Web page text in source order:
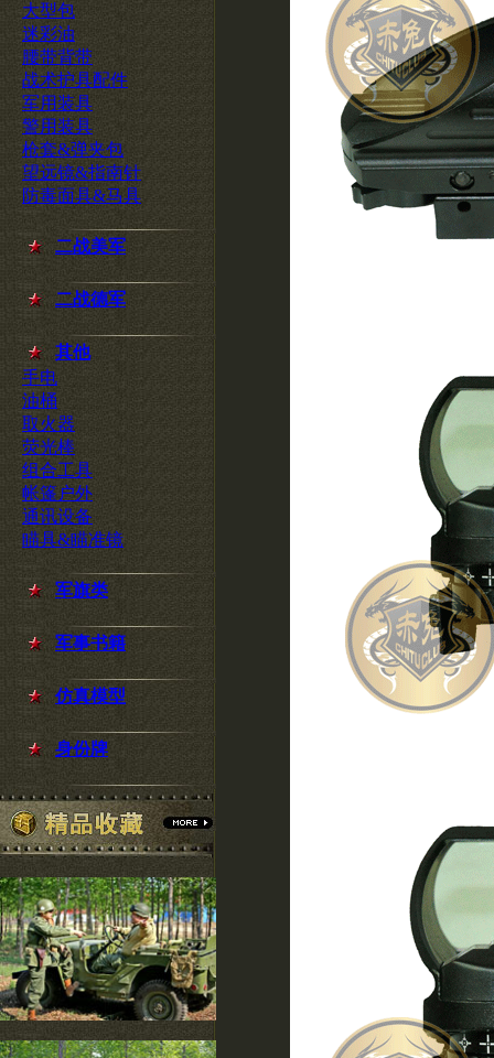
大型包
迷彩油
腰带背带
战术护具配件
军用装具
警用装具
枪套&弹夹包
望远镜&指南针
防毒面具&马具
二战美军
二战德军
其他
手电
油桶
取火器
荧光棒
组合工具
帐篷户外
通讯设备
瞄具&瞄准镜
军旗类
军事书籍
仿真模型
身份牌